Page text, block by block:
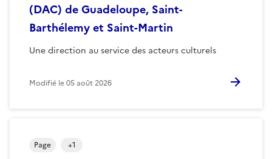
(DAC) de Guadeloupe, Saint-
Barthélemy et Saint-Martin
Une direction au service des acteurs culturels
Modifié le05 août 2026
Page +1